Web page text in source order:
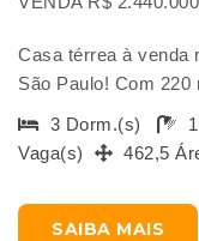
Casa térrea à venda
São Paulo! Com 220
3 Dorm.(s)
Vaga(s)
462,5
SAIBA MAIS